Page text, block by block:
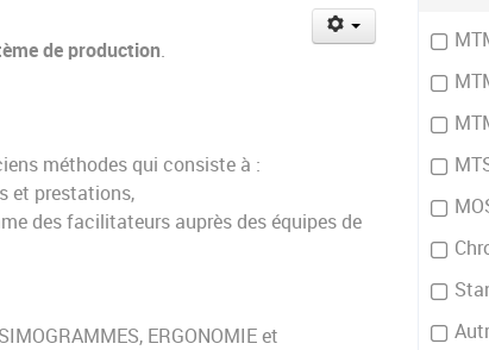
de production.
méthodes qui consiste à :
et prestations,
des facilitateurs auprès des équipes de
ERGONOMIE et